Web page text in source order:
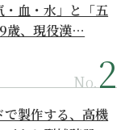
・血・水」と「五
歳、現役漢…
No.
で製作する、高機